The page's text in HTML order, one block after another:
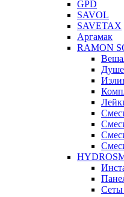
GPD
SAVOL
SAVETAX
Аргамак
RAMON
Сеты